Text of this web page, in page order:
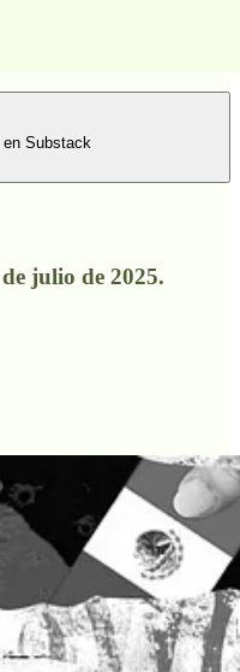
en Substack
julio de 2025.